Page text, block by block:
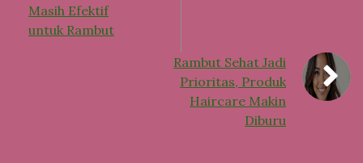
Masih Efektif
untuk Rambut
Rambut Sehat Jadi
Prioritas, Produk
Haircare Makin
Diburu